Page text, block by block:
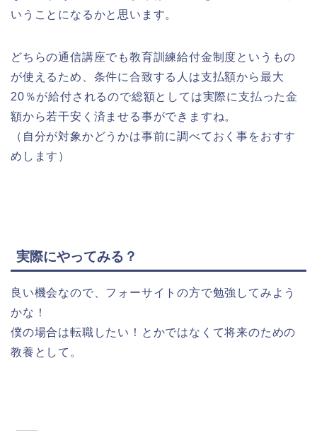
いうことになるかと思います。
どちらの通信講座でも教育訓練給付金制度というもの
が使えるため、条件に合致する人は支払額から最大
20％が給付されるので総額としては実際に支払った金
額から若干安く済ませる事ができますね。
（自分が対象かどうかは事前に調べておく事をおすす
めします）
実際にやってみる？
良い機会なので、フォーサイトの方で勉強してみよう
かな！
僕の場合は転職したい！とかではなくて将来のための
教養として。